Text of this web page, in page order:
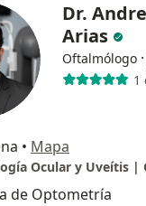
Dr.
Arias
Oftalmólogo ·
1
• Mapa
de Optometría